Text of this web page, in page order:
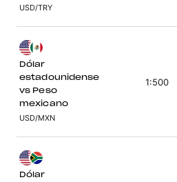
USD/TRY
Dólar
estadounidense
vs Peso
mexicano
USD/MXN
1:500
Dólar